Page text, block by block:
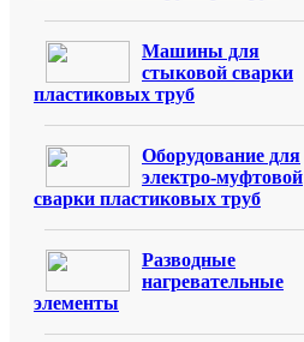
Машины для
стыковой сварки
пластиковых труб
Оборудование для
электро-муфтовой
сварки пластиковых труб
Разводные
нагревательные
элементы